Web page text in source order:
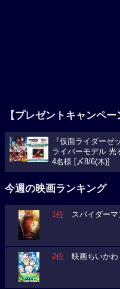
【プレゼントキャンペー
『仮面ライダーゼ
ライバーモデル 光
4名様 [〆8/6(木)]
今週の映画ランキング
1位 スパイダーマ
2位 映画ちいかわ